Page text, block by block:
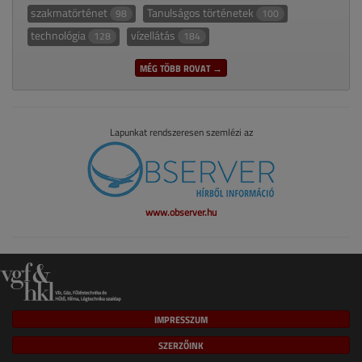
szakmatörténet 98 Tanulságos történetek 100
technológia 128 vízellátás 184
MÉG TÖBB ROVAT →
Lapunkat rendszeresen szemlézi az
www.observer.hu
IMPRESSZUM
SZERZŐINK